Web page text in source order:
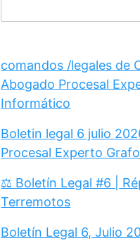
comandos /legales de
Abogado Procesal
Informático
Boletin legal 6 julio
Procesal Experto
⚖️ Boletín Legal #6 |
Terremotos
Boletín Legal 6, Julio